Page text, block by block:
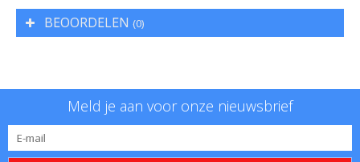
BEOORDELEN (0)
Meld je aan voor onze nieuwsbrief